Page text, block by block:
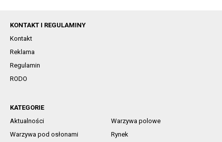
KONTAKT I REGULAMINY
Kontakt
Reklama
Regulamin
RODO
KATEGORIE
Aktualności
Warzywa polowe
Warzywa pod osłonami
Rynek